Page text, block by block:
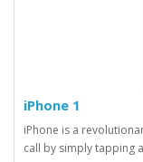
iPhone 1
iPhone is a
call by simply tapping